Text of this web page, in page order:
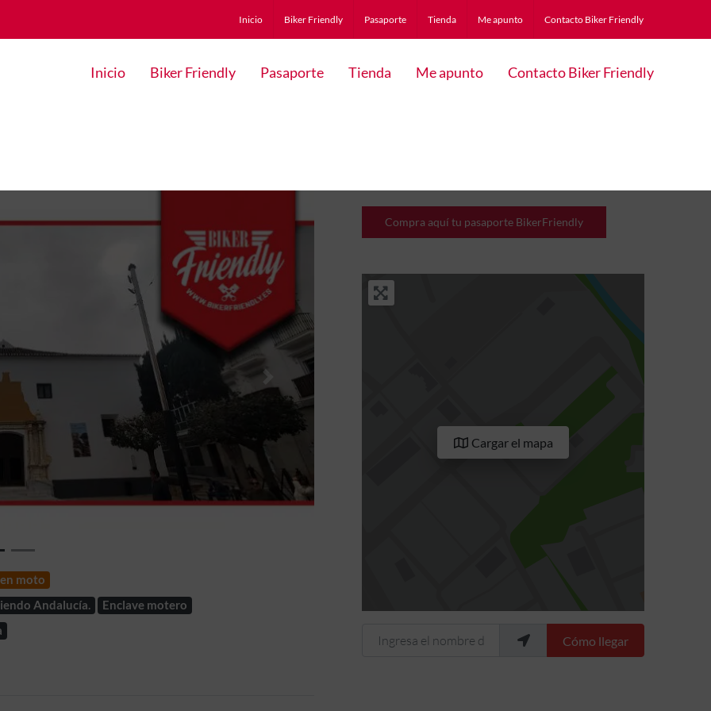
Inicio Biker Friendly Pasaporte Tienda Me apunto Contacto Biker Friendly
Inicio Biker Friendly Pasaporte Tienda Me apunto Contacto Biker Friendly
Siguiente
moto
Andalucía.
Enclave motero
Compra aquí tu pasaporte BikerFriendly
Cargar el mapa
Ingresa el nombre de tu ubicaciónCómo llegar